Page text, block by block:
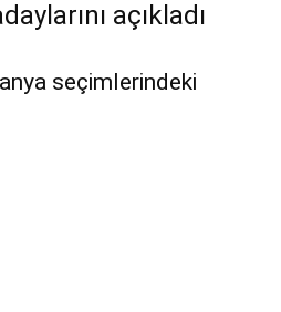
açıkladı
seçimlerindeki